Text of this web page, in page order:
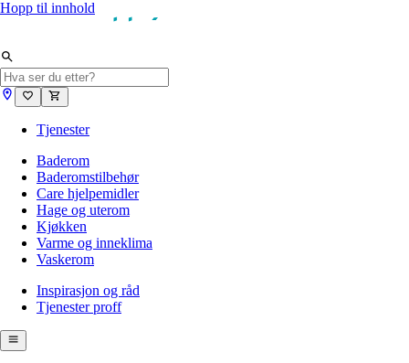
Hopp til innhold
Tjenester
Baderom
Baderomstilbehør
Care hjelpemidler
Hage og uterom
Kjøkken
Varme og inneklima
Vaskerom
Inspirasjon og råd
Tjenester proff